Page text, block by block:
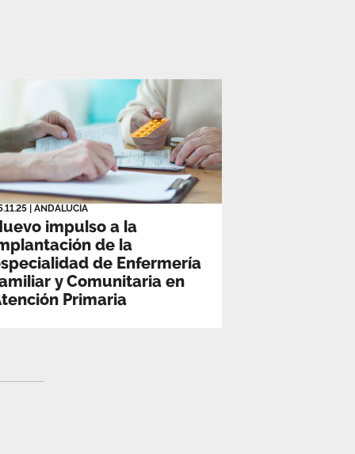
|ANDALUCÍA
impulso a la
de la
de Enfermería
y Comunitaria en
Primaria